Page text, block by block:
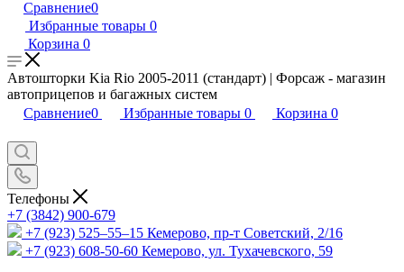
Сравнение0
Избранные товары 0
Корзина 0
Автошторки Kia Rio 2005-2011 (стандарт) | Форсаж - магазин
автоприцепов и багажных систем
Сравнение0 Избранные товары 0 Корзина 0
Телефоны
+7 (3842) 900-679
+7 (923) 525–55–15 Кемерово, пр-т Советский, 2/16
+7 (923) 608-50-60 Кемерово, ул. Тухачевского, 59